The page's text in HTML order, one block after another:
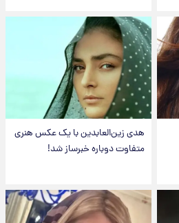
هدی زین‌العابدین با یک عکس هنری
متفاوت دوباره خبرساز شد!